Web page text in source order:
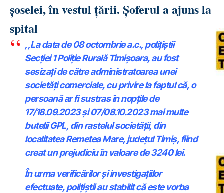
șoselei, în vestul țării. Șoferul a ajuns la
spital
,,La data de 08 octombrie a.c., polițiștii
Secției 1 Poliție Rurală Timișoara, au fost
sesizați de către administratoarea unei
societăți comerciale, cu privire la faptul că, o
persoană ar fi sustras în nopțile de
17/18.09.2023 și 07/08.10.2023 mai multe
butelii GPL, din rastelul societății, din
localitatea Remetea Mare, județul Timiș, fiind
creat un prejudiciu în valoare de 3240 lei.
În urma verificărilor și investigațiilor
efectuate, polițiștii au stabilit că este vorba